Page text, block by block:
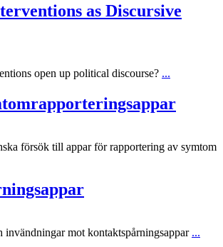
as Discursive
open up political discourse? ...
försök till appar för rapportering av symtom
invändningar mot kontaktspårningsappar ...